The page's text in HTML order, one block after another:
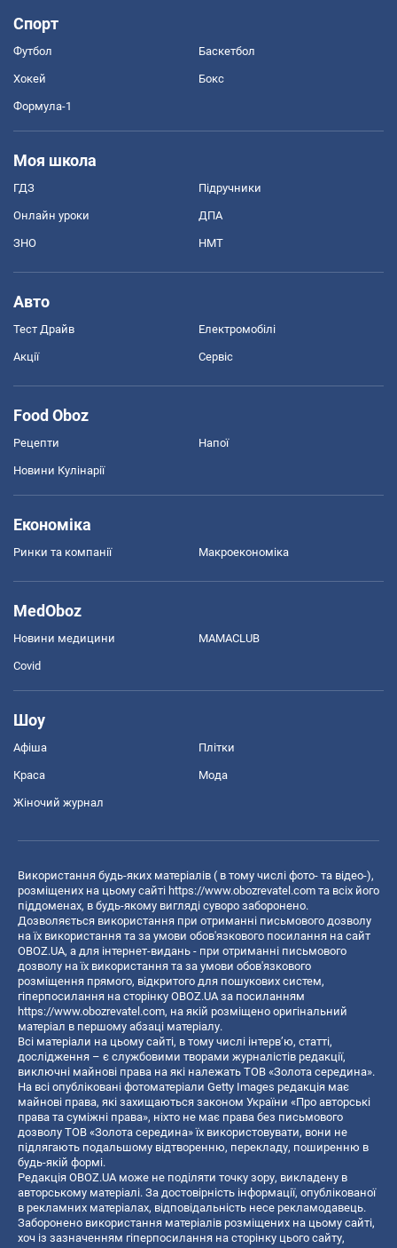
Спорт
Футбол Баскетбол
Хокей Бокс
Формула-1
Моя школа
ГДЗ Підручники
Онлайн уроки ДПА
ЗНО НМТ
Авто
Тест Драйв Електромобілі
Акції Сервіс
Food Oboz
Рецепти Напої
Новини Кулінарії
Економіка
Ринки та компанії Макроекономіка
MedOboz
Новини медицини MAMACLUB
Covid
Шоу
Афіша Плітки
Краса Мода
Жіночий журнал
Використання будь-яких матеріалів ( в тому числі фото- та відео-),
розміщених на цьому сайті https://www.obozrevatel.com та всіх його
піддоменах, в будь-якому вигляді суворо заборонено.
Дозволяється використання при отриманні письмового дозволу
на їх використання та за умови обов'язкового посилання на сайт
OBOZ.UA, а для інтернет-видань - при отриманні письмового
дозволу на їх використання та за умови обов'язкового
розміщення прямого, відкритого для пошукових систем,
гіперпосилання на сторінку OBOZ.UA за посиланням
https://www.obozrevatel.com, на якій розміщено оригінальний
матеріал в першому абзаці матеріалу.
Всі матеріали на цьому сайті, в тому числі інтерв’ю, статті,
дослідження – є службовими творами журналістів редакції,
виключні майнові права на які належать ТОВ «Золота середина».
На всі опубліковані фотоматеріали Getty Images редакція має
майнові права, які захищаються законом України «Про авторські
права та суміжні права», ніхто не має права без письмового
дозволу ТОВ «Золота середина» їх використовувати, вони не
підлягають подальшому відтворенню, перекладу, поширенню в
будь-якій формі.
Редакція OBOZ.UA може не поділяти точку зору, викладену в
авторському матеріалі. За достовірність інформації, опублікованої
в рекламних матеріалах, відповідальність несе рекламодавець.
Заборонено використання матеріалів розміщених на цьому сайті,
хоч із зазначенням гіперпосилання на сторінку цього сайту,